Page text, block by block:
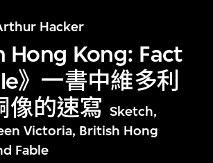
Hacker
Hong Kong: Fact
》一書中維多利
像的速寫 Sketch,
Victoria, British Hong
Fable